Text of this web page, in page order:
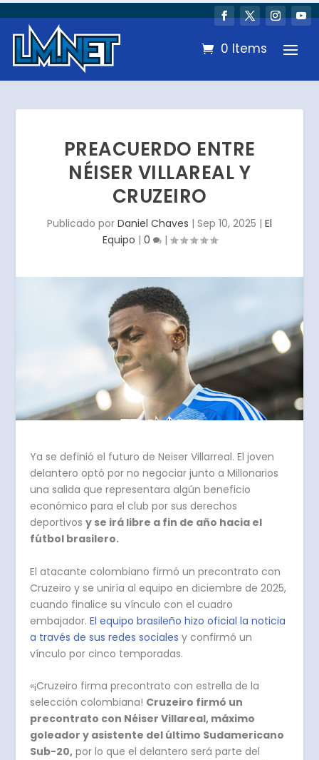
0 Items
PREACUERDO ENTRE
NÉISER VILLAREAL Y
CRUZEIRO
Publicado por Daniel Chaves | Sep 10, 2025 | El
Equipo | 0 |
Ya se definió el futuro de Neiser Villarreal. El joven
delantero optó por no negociar junto a Millonarios
una salida que representara algún beneficio
económico para el club por sus derechos
deportivosy se irá libre a fin de año hacia el
fútbol brasilero.
El atacante colombiano firmó un precontrato con
Cruzeiro y se uniría al equipo en diciembre de 2025,
cuando finalice su vínculo con el cuadro
embajador.El equipo brasileño hizo oficial la noticia
a través de sus redes sociales y confirmó un
vínculo por cinco temporadas.
«¡Cruzeiro firma precontrato con estrella de la
selección colombiana! Cruzeiro firmó un
precontrato con Néiser Villareal, máximo
goleador y asistente del último Sudamericano
Sub-20, por lo que el delantero será parte del